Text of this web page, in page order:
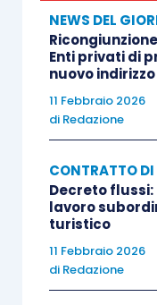
NEWS DEL
Enti privati di
nuovo indirizzo
11 Febbraio 2026
di Redazione
CONTRATTO
Decreto
lavoro
turistico
11 Febbraio 2026
di Redazione